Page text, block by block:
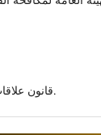
قانون علاقات العمل رقم 12 لسنة 2010م.